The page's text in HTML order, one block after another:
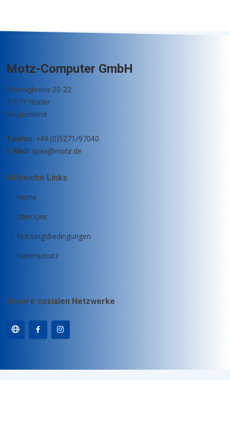
Motz-Computer GmbH
Pfennigbreite 20-22
37671 Höxter
Deutschland
Telefon: +49 (0)5271/97040
E-Mail: tipes@motz.de
Hilfreiche Links
Home
Über Uns
Nutzungsbedingungen
Datenschutz
Unsere sozialen Netzwerke